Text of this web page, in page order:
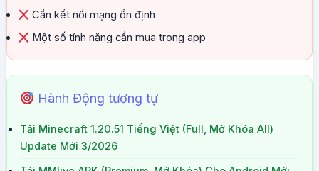
Cần kết nối mạng ổn định
Một số tính năng cần mua trong app
Hành Động tương tự
Tải Minecraft 1.20.51 Tiếng Việt (Full, Mở Khóa All)
Update Mới 3/2026